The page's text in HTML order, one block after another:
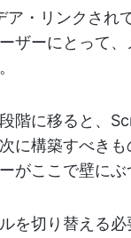
・リンクされ
ザーにとって
階に移ると、
に構築すべき
がここで壁にぶ
を切り替える